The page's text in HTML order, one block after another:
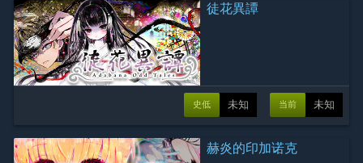
徒花異譚
未知
当前
未知
史低
赫炎的印加诺克